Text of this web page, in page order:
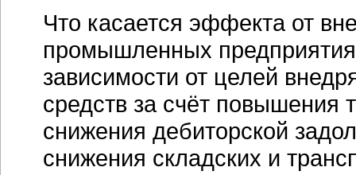
Что касается эффекта от
промышленных
зависимости от целей
средств за счёт повышения
снижения дебиторской
снижения складских и